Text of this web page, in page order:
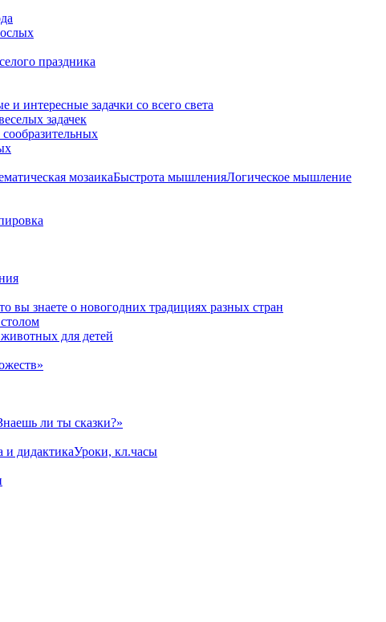
праздника
и интересные задачки со всего света
задачек
мозаикаБыстрота мышленияЛогическое мышление
знаете о новогодних традициях разных стран
для детей
ли ты сказки?»
и дидактикаУроки, кл.часы